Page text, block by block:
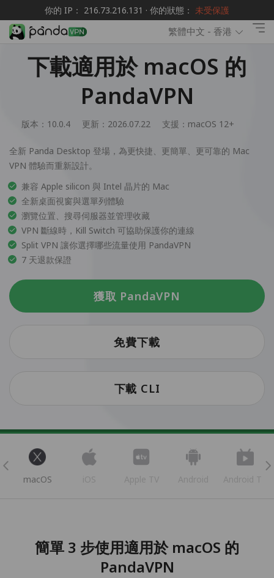
你的 IP： 216.73.216.131 · 你的狀態： 未受保護
繁體中文 - 香港
下載適用於 macOS 的
PandaVPN
版本：10.0.4 更新：2026.07.22 支援： macOS 12+
全新 Panda Desktop 登場，為更快捷、更簡單、更可靠的 Mac
VPN 體驗而重新設計。
兼容 Apple silicon 與 Intel 晶片的 Mac
全新桌面視窗與選單列體驗
瀏覽位置、搜尋伺服器並管理收藏
VPN 斷線時，Kill Switch 可協助保護你的連線
Split VPN 讓你選擇哪些流量使用 PandaVPN
7 天退款保證
獲取 PandaVPN
免費下載
下載 CLI
macOS iOS Apple TV Android Android TV
簡單 3 步使用適用於 macOS 的
PandaVPN